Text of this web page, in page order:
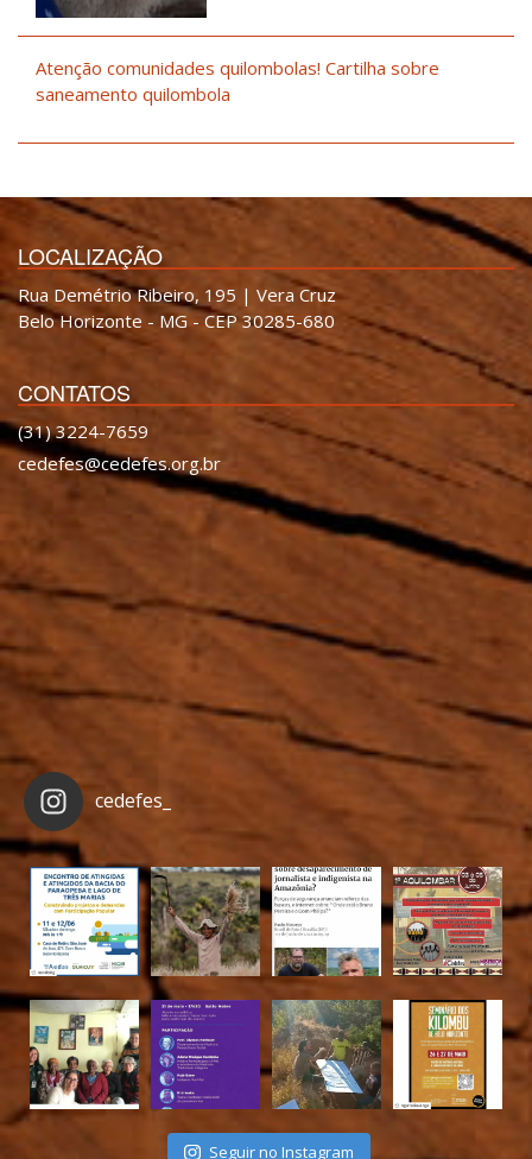
Atenção comunidades quilombolas! Cartilha sobre
saneamento quilombola
LOCALIZAÇÃO
Rua Demétrio Ribeiro, 195 | Vera Cruz
Belo Horizonte - MG - CEP 30285-680
CONTATOS
(31) 3224-7659
cedefes@cedefes.org.br
cedefes_
Seguir no Instagram